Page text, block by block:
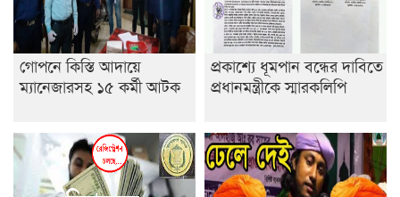
খেলার মাঠে বানানো হয়েছে গর্ত ঝুঁকিতে আষাড়িয়াদহর দুই
বিদ্যালয়
ইসলামের ইতিহাস ও সংস্কৃতি বিভাগের লাইট হাউজ ক্লাবের
নেতৃত্ব ইসতিয়াক-মাহফুজ
ডাকসুতে শিবিরের নিরঙ্কুশ জয়
রাজশাহীতে ট্রাকচাপায় ভ্যানচালক নিহত
গোপনে কিস্তি আদায়ে
ম্যানেজারসহ ১৫ কর্মী আটক
প্রকাশ্যে ধূমপান বন্ধের দাবিতে
প্রধানমন্ত্রীকে স্মারকলিপি